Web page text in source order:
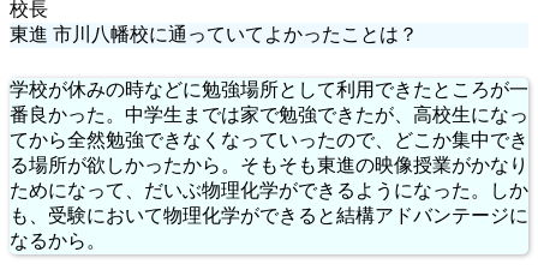
校長
東進 市川八幡校に通っていてよかったことは？
学校が休みの時などに勉強場所として利用できたところが一
番良かった。中学生までは家で勉強できたが、高校生になっ
てから全然勉強できなくなっていったので、どこか集中でき
る場所が欲しかったから。そもそも東進の映像授業がかなり
ためになって、だいぶ物理化学ができるようになった。しか
も、受験において物理化学ができると結構アドバンテージに
なるから。